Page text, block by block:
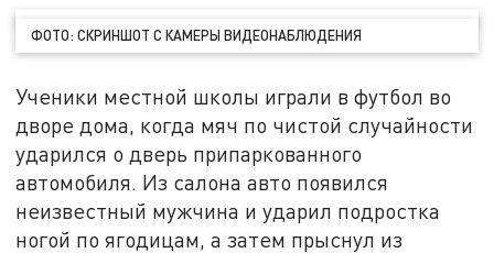
ФОТО: СКРИНШОТ С КАМЕРЫ ВИДЕОНАБЛЮДЕНИЯ
Ученики местной школы играли в футбол во
дворе дома, когда мяч по чистой случайности
ударился о дверь припаркованного
автомобиля. Из салона авто появился
неизвестный мужчина и ударил подростка
ногой по ягодицам, а затем прыснул из